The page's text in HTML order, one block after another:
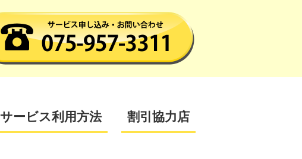
サービス利用方法 割引協力店